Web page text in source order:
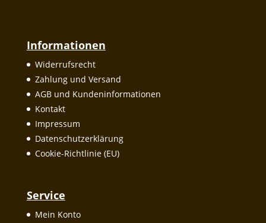
Informationen
Widerrufsrecht
Zahlung und Versand
AGB und Kundeninformationen
Kontakt
Impressum
Datenschutzerklärung
Cookie-Richtlinie (EU)
Service
Mein Konto